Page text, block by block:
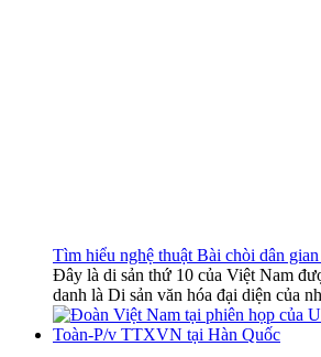
Tìm hiểu nghệ thuật Bài chòi dân
Đây là di sản thứ 10 của Việt Nam
danh là Di sản văn hóa đại diện của